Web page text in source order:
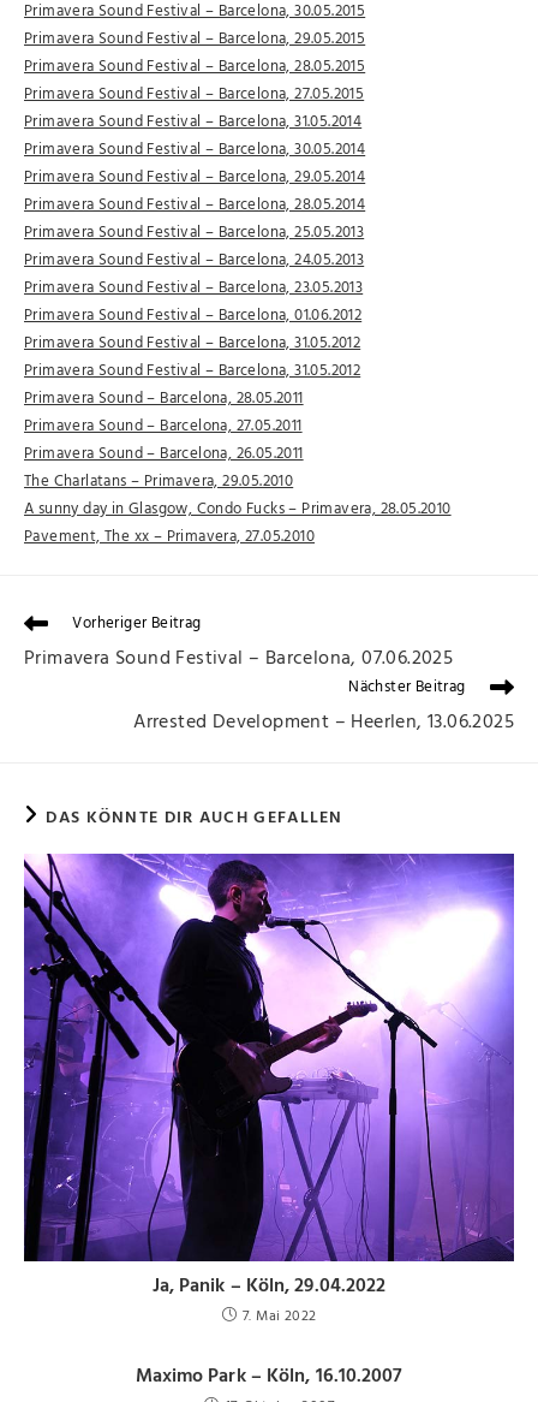
Primavera Sound Festival – Barcelona, 30.05.2015
Primavera Sound Festival – Barcelona, 29.05.2015
Primavera Sound Festival – Barcelona, 28.05.2015
Primavera Sound Festival – Barcelona, 27.05.2015
Primavera Sound Festival – Barcelona, 31.05.2014
Primavera Sound Festival – Barcelona, 30.05.2014
Primavera Sound Festival – Barcelona, 29.05.2014
Primavera Sound Festival – Barcelona, 28.05.2014
Primavera Sound Festival – Barcelona, 25.05.2013
Primavera Sound Festival – Barcelona, 24.05.2013
Primavera Sound Festival – Barcelona, 23.05.2013
Primavera Sound Festival – Barcelona, 01.06.2012
Primavera Sound Festival – Barcelona, 31.05.2012
Primavera Sound Festival – Barcelona, 31.05.2012
Primavera Sound – Barcelona, 28.05.2011
Primavera Sound – Barcelona, 27.05.2011
Primavera Sound – Barcelona, 26.05.2011
The Charlatans – Primavera, 29.05.2010
A sunny day in Glasgow, Condo Fucks – Primavera, 28.05.2010
Pavement, The xx – Primavera, 27.05.2010
Vorheriger Beitrag
Primavera Sound Festival – Barcelona, 07.06.2025
Nächster Beitrag
Arrested Development – Heerlen, 13.06.2025
DAS KÖNNTE DIR AUCH GEFALLEN
Ja, Panik – Köln, 29.04.2022
7. Mai 2022
Maximo Park – Köln, 16.10.2007